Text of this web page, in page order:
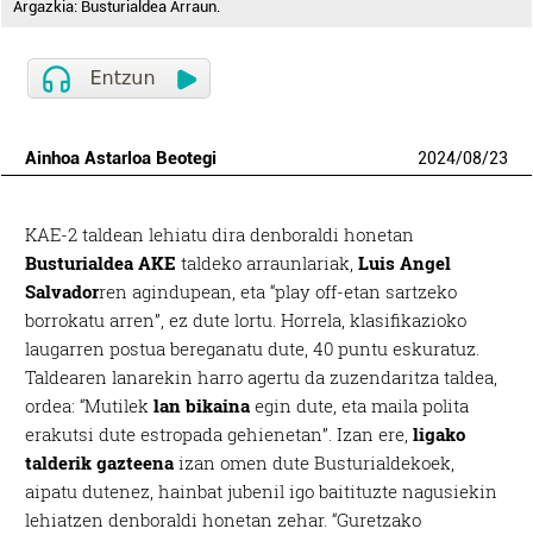
Argazkia: Busturialdea Arraun.
Ainhoa Astarloa Beotegi 2024/08/23
KAE-2 taldean lehiatu dira denboraldi honetan
Busturialdea AKE taldeko arraunlariak,Luis Angel
Salvadorren agindupean, eta “play off-etan sartzeko
borrokatu arren”, ez dute lortu. Horrela, klasifikazioko
laugarren postua bereganatu dute, 40 puntu eskuratuz.
Taldearen lanarekin harro agertu da zuzendaritza taldea,
ordea: “Mutileklan bikaina egin dute, eta maila polita
erakutsi dute estropada gehienetan”. Izan ere,ligako
talderik gazteena izan omen dute Busturialdekoek,
aipatu dutenez, hainbat jubenil igo baitituzte nagusiekin
lehiatzen denboraldi honetan zehar. “Guretzako